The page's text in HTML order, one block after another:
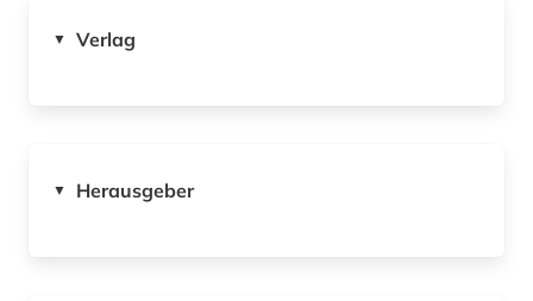
▼ Verlag
▼ Herausgeber